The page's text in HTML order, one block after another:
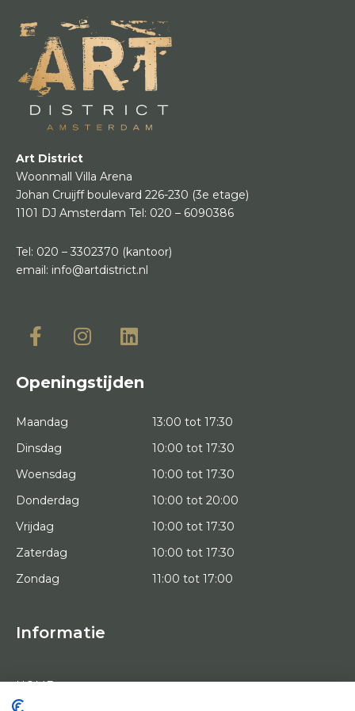
Art District
Woonmall Villa Arena
Johan Cruijff boulevard 226-230 (3e etage)
1101 DJ Amsterdam Tel: 020 – 6090386
Tel: 020 – 3302370 (kantoor)
email: info@artdistrict.nl
Openingstijden
Maandag
13:00 tot 17:30
Dinsdag
10:00 tot 17:30
Woensdag
10:00 tot 17:30
Donderdag
10:00 tot 20:00
Vrijdag
10:00 tot 17:30
Zaterdag
10:00 tot 17:30
Zondag
11:00 tot 17:00
Informatie
HOME